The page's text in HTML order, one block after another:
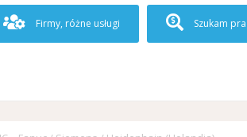
Firmy, różne usługi Szukam